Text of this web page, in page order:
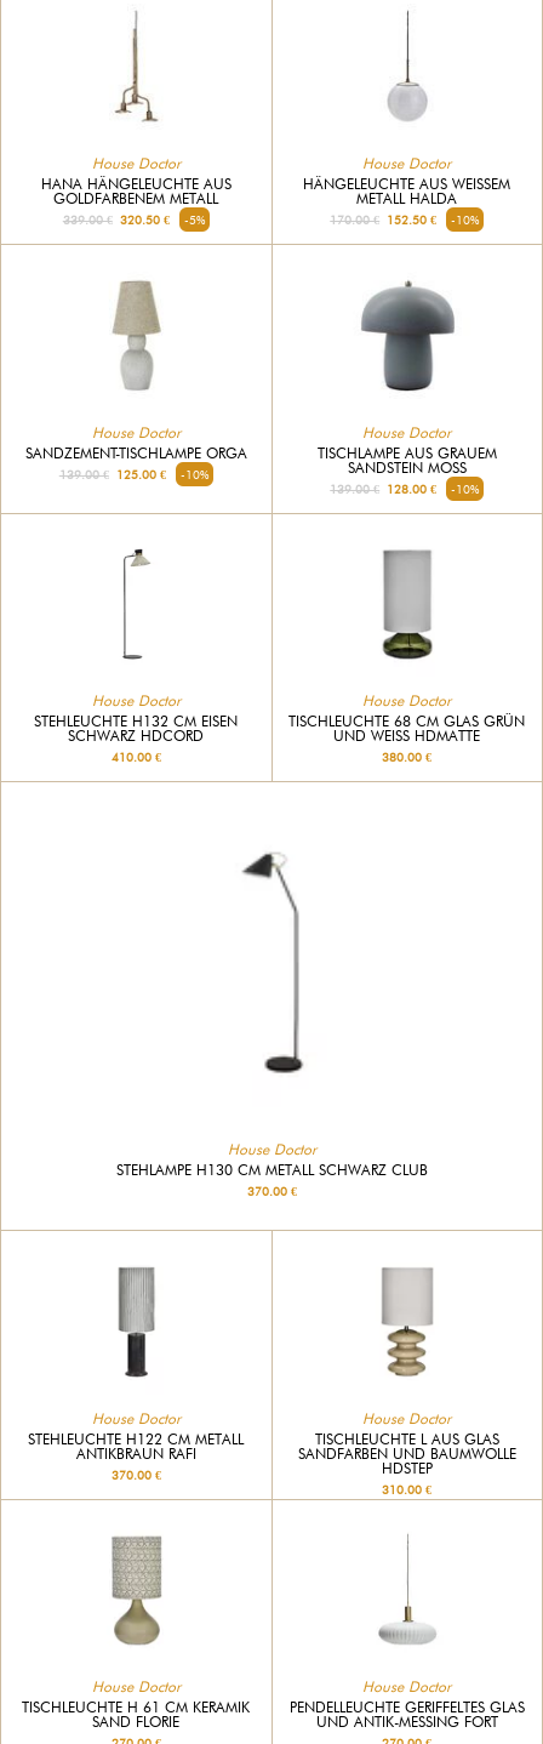
House Doctor
HANA HÄNGELEUCHTE AUS
GOLDFARBENEM METALL
339.00 €320.50 € -5%
House Doctor
HÄNGELEUCHTE AUS WEISSEM M
ETALL HALDA
170.00 € 152.50 € -10%
House Doctor
SANDZEMENT-TISCHLAMPE ORGA
139.00 €125.00 € -10%
House Doctor
TISCHLAMPE AUS GRAUEM
SANDSTEIN MOSS
139.00 € 128.00 € -10%
House Doctor
STEHLEUCHTE H132 CM EISEN
SCHWARZ HDCORD
410.00 €
House Doctor
TISCHLEUCHTE 68 CM GLAS GRÜN
UND WEISS HDMATTE
380.00 €
House Doctor
STEHLAMPE H130 CM METALL SCHWARZ CLUB
370.00 €
House Doctor
STEHLEUCHTE H122 CM METALL
ANTIKBRAUN RAFI
370.00 €
House Doctor
TISCHLEUCHTE L AUS GLAS
SANDFARBEN UND BAUMWOLLE
HDSTEP
310.00 €
House Doctor
TISCHLEUCHTE H 61 CM KERAMIK
SAND FLORIE
House Doctor
PENDELLEUCHTE GERIFFELTES GLAS
UND ANTIK-MESSING FORT